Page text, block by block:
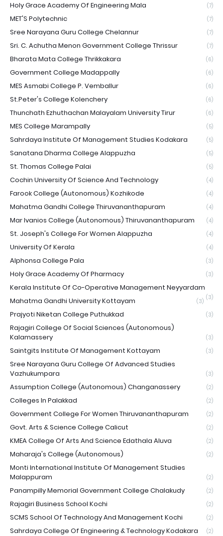
Holy Grace Academy Of Engineering Mala (7)
MET'S Polytechnic (7)
Sree Narayana Guru College Chelannur (7)
Sri. C. Achutha Menon Government College Thrissur (7)
Bharata Mata College Thrikkakara (6)
Government College Madappally (6)
MES Asmabi College P. Vemballur (6)
St.Peter's College Kolenchery (6)
Thunchath Ezhuthachan Malayalam University Tirur (6)
MES College Marampally (5)
Sahrdaya Institute Of Management Studies Kodakara (5)
Sanatana Dharma College Alappuzha (5)
St. Thomas College Palai (5)
Cochin University Of Science And Technology (4)
Farook College (Autonomous) Kozhikode (4)
Mahatma Gandhi College Thiruvananthapuram (4)
Mar Ivanios College (Autonomous) Thiruvananthapuram (4)
St. Joseph's College For Women Alappuzha (4)
University Of Kerala (4)
Alphonsa College Pala (3)
Holy Grace Academy Of Pharmacy (3)
Kerala Institute Of Co-Operative Management Neyyardam
(3)
Mahatma Gandhi University Kottayam (3)
Prajyoti Niketan College Puthukkad (3)
Rajagiri College Of Social Sciences (Autonomous)
Kalamassery
(3)
Saintgits Institute Of Management Kottayam (3)
Sree Narayana Guru College Of Advanced Studies
Vazhukumpara
(3)
Assumption College (Autonomous) Changanassery (2)
Colleges In Palakkad (2)
Government College For Women Thiruvananthapuram (2)
Govt. Arts & Science College Calicut (2)
KMEA College Of Arts And Science Edathala Aluva (2)
Maharaja's College (Autonomous) (2)
Monti International Institute Of Management Studies
Malappuram
(2)
Panampilly Memorial Government College Chalakudy (2)
Rajagiri Business School Kochi (2)
SCMS School Of Technology And Management Kochi (2)
Sahrdaya College Of Engineering & Technology Kodakara (2)